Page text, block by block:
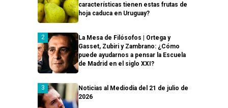
características tienen estas frutas de
hoja caduca en Uruguay?
La Mesa de Filósofos | Ortega y
Gasset, Zubiri y Zambrano: ¿Cómo
puede ayudarnos a pensar la Escuela
de Madrid en el siglo XXI?
Noticias al Mediodía del 21 de julio de
2026